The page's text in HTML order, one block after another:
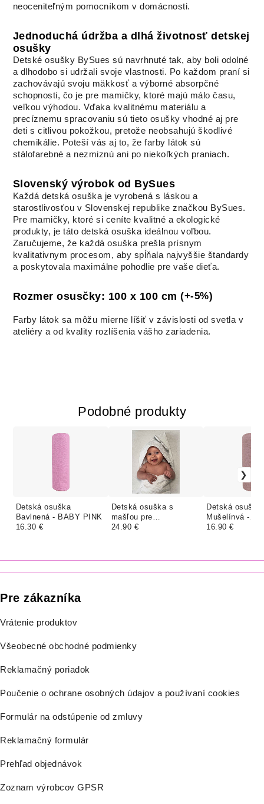
neoceniteľným pomocníkom v domácnosti.
Jednoduchá údržba a dlhá životnosť detskej
osušky
Detské osušky BySues sú navrhnuté tak, aby boli odolné
a dlhodobo si udržali svoje vlastnosti. Po každom praní si
zachovávajú svoju mäkkosť a výborné absorpčné
schopnosti, čo je pre mamičky, ktoré majú málo času,
veľkou výhodou. Vďaka kvalitnému materiálu a
precíznemu spracovaniu sú tieto osušky vhodné aj pre
deti s citlivou pokožkou, pretože neobsahujú škodlivé
chemikálie. Poteší vás aj to, že farby látok sú
stálofarebné a nezmiznú ani po niekoľkých praniach.
Slovenský výrobok od BySues
Každá detská osuška je vyrobená s láskou a
starostlivosťou v Slovenskej republike značkou BySues.
Pre mamičky, ktoré si ceníte kvalitné a ekologické
produkty, je táto detská osuška ideálnou voľbou.
Zaručujeme, že každá osuška prešla prísnym
kvalitativnym procesom, aby spĺňala najvyššie štandardy
a poskytovala maximálne pohodlie pre vaše dieťa.
Rozmer osusčky: 100 x 100 cm (+-5%)
Farby látok sa môžu mierne líšiť v závislosti od svetla v
ateliéry a od kvality rozlíšenia vášho zariadenia.
Podobné produkty
Detská osuška
Bavlnená - BABY PINK
16.30 €
Detská osuška s
mašľou pre
novorodencov Wafle -
24.90 €
Detská osuška
Mušelínvá -
16.90 €
Pre zákazníka
Vrátenie produktov
Všeobecné obchodné podmienky
Reklamačný poriadok
Poučenie o ochrane osobných údajov a používaní cookies
Formulár na odstúpenie od zmluvy
Reklamačný formulár
Prehľad objednávok
Zoznam výrobcov GPSR